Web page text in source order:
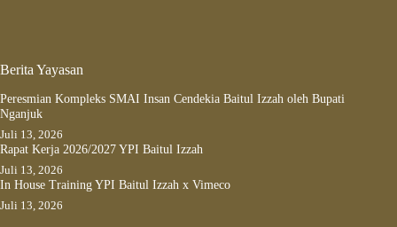
Berita Yayasan
Peresmian Kompleks SMAI Insan Cendekia Baitul Izzah oleh Bupati
Nganjuk
Juli 13, 2026
Rapat Kerja 2026/2027 YPI Baitul Izzah
Juli 13, 2026
In House Training YPI Baitul Izzah x Vimeco
Juli 13, 2026